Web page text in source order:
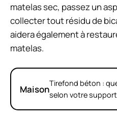
matelas sec, passez un
collecter tout résidu de
aidera également à
matelas.
MaisonTirefond béton :
selon votre